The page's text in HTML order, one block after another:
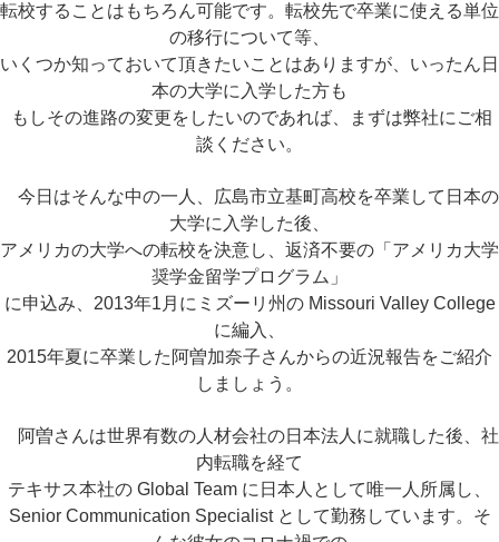
転校することはもちろん可能です。転校先で卒業に使える単位
の移行について等、
いくつか知っておいて頂きたいことはありますが、 いったん日
本の大学に入学した方も
もしその進路の変更をしたいのであれば、まずは弊社にご相
談ください。
今日はそんな中の一人、広島市立基町高校を卒業して日本の
大学に入学した後、
アメリカの大学への転校を決意し、返済不要の「アメリカ大学
奨学金留学プログラム」
に申込み、2013年1月にミズーリ州の Missouri Valley College
に編入、
2015年夏に卒業した 阿曽加奈子さんからの近況報告をご紹介
しましょう。
阿曽さんは世界有数の人材会社の日本法人に就職した後、社
内転職を経て
テキサス本社の Global Team に日本人として唯一人所属し
Senior Communication Specialist として勤務しています。 そ